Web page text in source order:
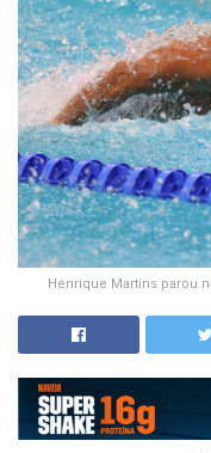
Henrique Martins parou